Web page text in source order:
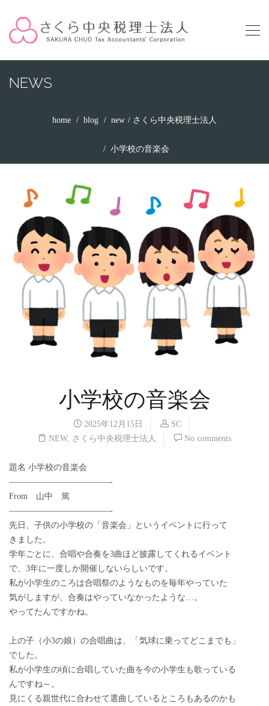
NEWS
home blog new さくら中央税理士法人
小学校の音楽会
小学校の音楽会
2025年12月15日
SC
NEW, さくら中央税理士法人 No comments
題名 小学校の音楽会
————————————-
From 山中 篤
————————————-
先日、子供の小学校の「音楽会」というイベントに行って
きました。
学年ごとに、合唱や合奏を3曲ほど披露してくれるイベント
で、3年に一度しか開催しないらしいです。
私が小学生のころは合唱祭のようなものを毎年やっていた
気がしますが、合奏はやっていなかったような…。
やってたんですかね。
上の子（小3の娘）の合唱曲は、「気球に乗ってどこまでも」
でした。
私が小学生の頃に合唱していた曲を今の小学生も歌っている
んですね～。
見にくる親世代に合わせて選曲しているところもあるのかも